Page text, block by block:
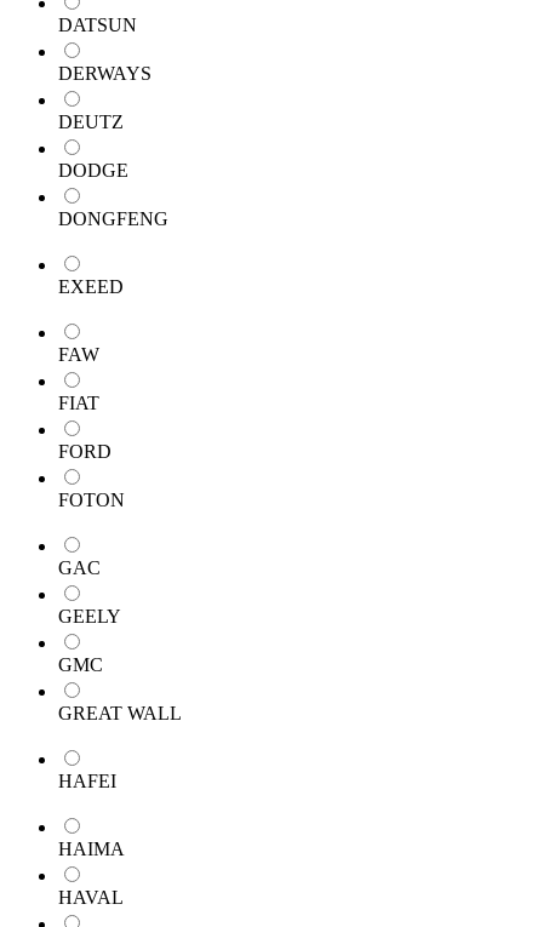
DATSUN
DERWAYS
DEUTZ
DODGE
DONGFENG
EXEED
FAW
FIAT
FORD
FOTON
GAC
GEELY
GMC
GREAT WALL
HAFEI
HAIMA
HAVAL